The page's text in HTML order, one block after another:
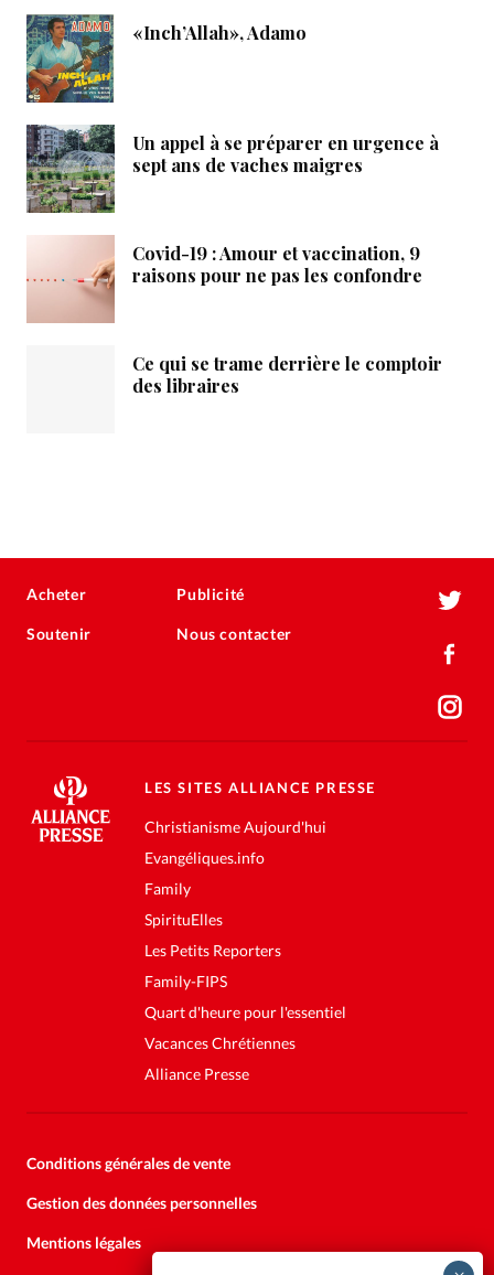
«Inch’Allah», Adamo
Un appel à se préparer en urgence à
sept ans de vaches maigres
Covid-19 : Amour et vaccination, 9
raisons pour ne pas les confondre
Ce qui se trame derrière le comptoir
des libraires
Acheter
Soutenir
Publicité
Nous contacter
LES SITES ALLIANCE PRESSE
Christianisme Aujourd'hui
Evangéliques.info
Family
SpirituElles
Les Petits Reporters
Family-FIPS
Quart d'heure pour l'essentiel
Vacances Chrétiennes
Alliance Presse
Conditions générales de vente
Gestion des données personnelles
Mentions légales